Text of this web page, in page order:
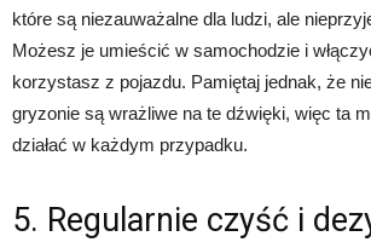
które są niezauważalne dla ludzi, ale
Możesz je umieścić w samochodzie i
korzystasz z pojazdu. Pamiętaj jednak, że
gryzonie są wrażliwe na te dźwięki, więc ta
działać w każdym przypadku.
5. Regularnie czyść i